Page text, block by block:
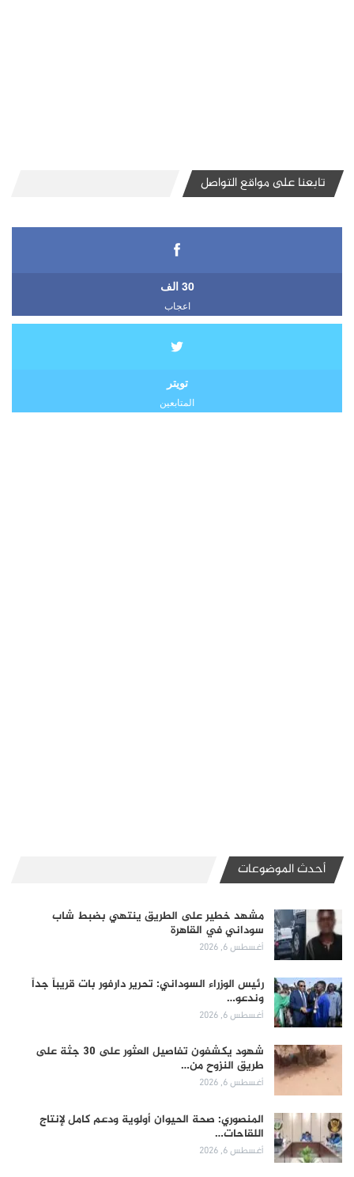
تابعنا على مواقع التواصل
30 الف
اعجاب
تويتر
المتابعين
أحدث الموضوعات
مشهد خطير على الطريق ينتهي بضبط شاب
سوداني في القاهرة
أغسطس 6, 2026
رئيس الوزراء السوداني: تحرير دارفور بات قريباً جداً
وندعو…
أغسطس 6, 2026
شهود يكشفون تفاصيل العثور على 30 جثة على
طريق النزوح من…
أغسطس 6, 2026
المنصوري: صحة الحيوان أولوية ودعم كامل لإنتاج
اللقاحات…
أغسطس 6, 2026